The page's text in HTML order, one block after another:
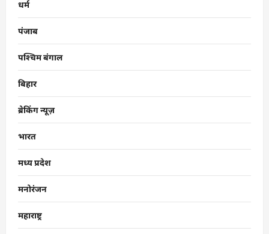
धर्म
पंजाब
पश्चिम बंगाल
बिहार
ब्रेकिंग न्यूज़
भारत
मध्य प्रदेश
मनोरंजन
महाराष्ट्र